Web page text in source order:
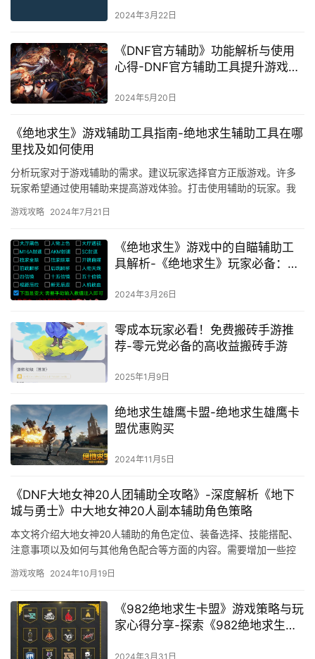
2024年3月22日
《DNF官方辅助》功能解析与使用
心得-DNF官方辅助工具提升游戏体
2024年5月20日
《绝地求生》游戏辅助工具指南-绝地求生辅助工具在哪
里找及如何使用
分析玩家对于游戏辅助的需求。建议玩家选择官方正版游戏。许多
玩家希望通过使用辅助来提高游戏体验。打击使用辅助的玩家。我
游戏攻略 2024年7月21日
《绝地求生》游戏中的自瞄辅助工
具解析-《绝地求生》玩家必备：深
2024年3月26日
零成本玩家必看！免费搬砖手游推
荐-零元党必备的高收益搬砖手游
2025年1月9日
绝地求生雄鹰卡盟-绝地求生雄鹰卡
盟优惠购买
2024年11月5日
《DNF大地女神20人团辅助全攻略》-深度解析《地下
城与勇士》中大地女神20人副本辅助角色策略
本文将介绍大地女神20人辅助的角色定位、装备选择、技能搭配、
注意事项以及如何与其他角色配合等方面的内容。需要增加一些控
游戏攻略 2024年10月19日
《982绝地求生卡盟》游戏策略与玩
家心得分享-探索《982绝地求生卡
2024年3月31日